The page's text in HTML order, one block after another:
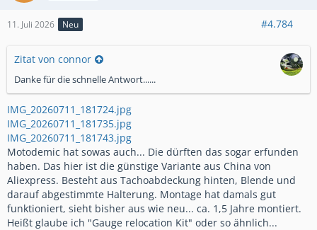
11. Juli 2026 Neu #4.784
Zitat von connor
Danke für die schnelle Antwort......
IMG_20260711_181724.jpg
IMG_20260711_181735.jpg
IMG_20260711_181743.jpg
Motodemic hat sowas auch... Die dürften das sogar erfunden
haben. Das hier ist die günstige Variante aus China von
Aliexpress. Besteht aus Tachoabdeckung hinten, Blende und
darauf abgestimmte Halterung. Montage hat damals gut
funktioniert, sieht bisher aus wie neu... ca. 1,5 Jahre montiert.
Heißt glaube ich "Gauge relocation Kit" oder so ähnlich...